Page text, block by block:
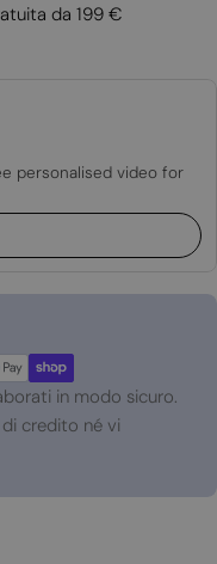
da 199 €
personalised video for
in modo sicuro.
credito né vi